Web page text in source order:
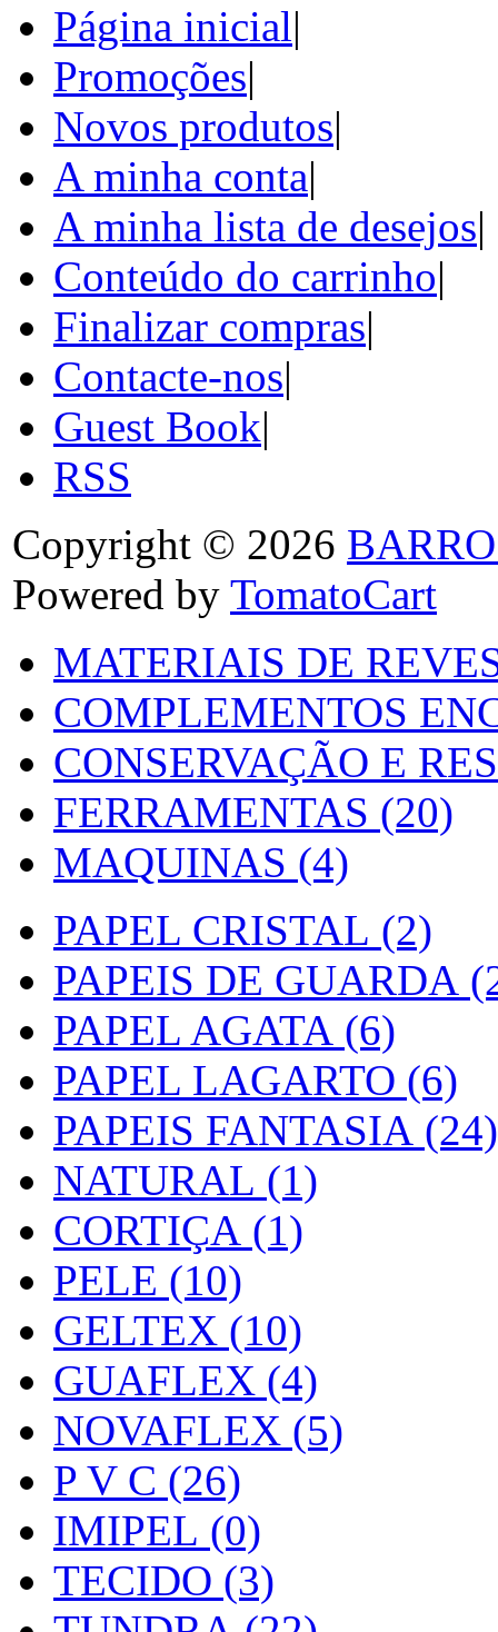
Página inicial|
Promoções|
Novos produtos|
A minha conta|
A minha lista de desejos|
Conteúdo do carrinho|
Finalizar compras|
Contacte-nos|
Guest Book|
RSS
Copyright © 2026
Powered by TomatoCart
MATERIAIS DE
COMPLEMENTOS
CONSERVAÇÃO E
FERRAMENTAS (20)
MAQUINAS (4)
PAPEL CRISTAL (2)
PAPEIS DE GUARDA
PAPEL AGATA (6)
PAPEL LAGARTO (6)
PAPEIS FANTASIA (24)
NATURAL (1)
CORTIÇA (1)
PELE (10)
GELTEX (10)
GUAFLEX (4)
NOVAFLEX (5)
P V C (26)
IMIPEL (0)
TECIDO (3)